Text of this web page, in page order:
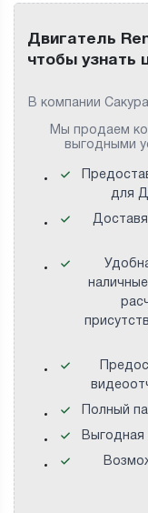
Двигатель
чтобы узнать
В компании
Мы продаем
выгодными
для
Полный
Выгодная